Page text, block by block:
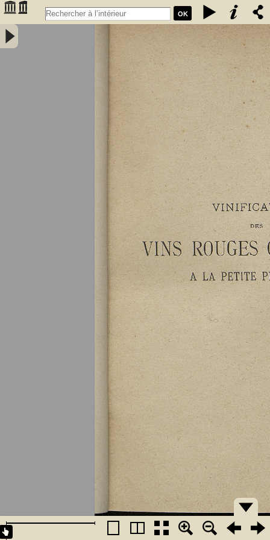
OK
Vinification des vins rouges ordinaires à la petite propriété : extrait
des conférences faites à l'Association des anciens élèves de l'école
communale de Portet (Haute-Garonne) / par A. Lacassagne,... -